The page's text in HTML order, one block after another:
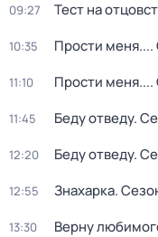
09:27 Тест на
10:35 Прости меня....
11:10 Прости меня....
11:45 Беду отведу.
12:20 Беду отведу.
12:55 Знaхaрка.
13:30 Bерну